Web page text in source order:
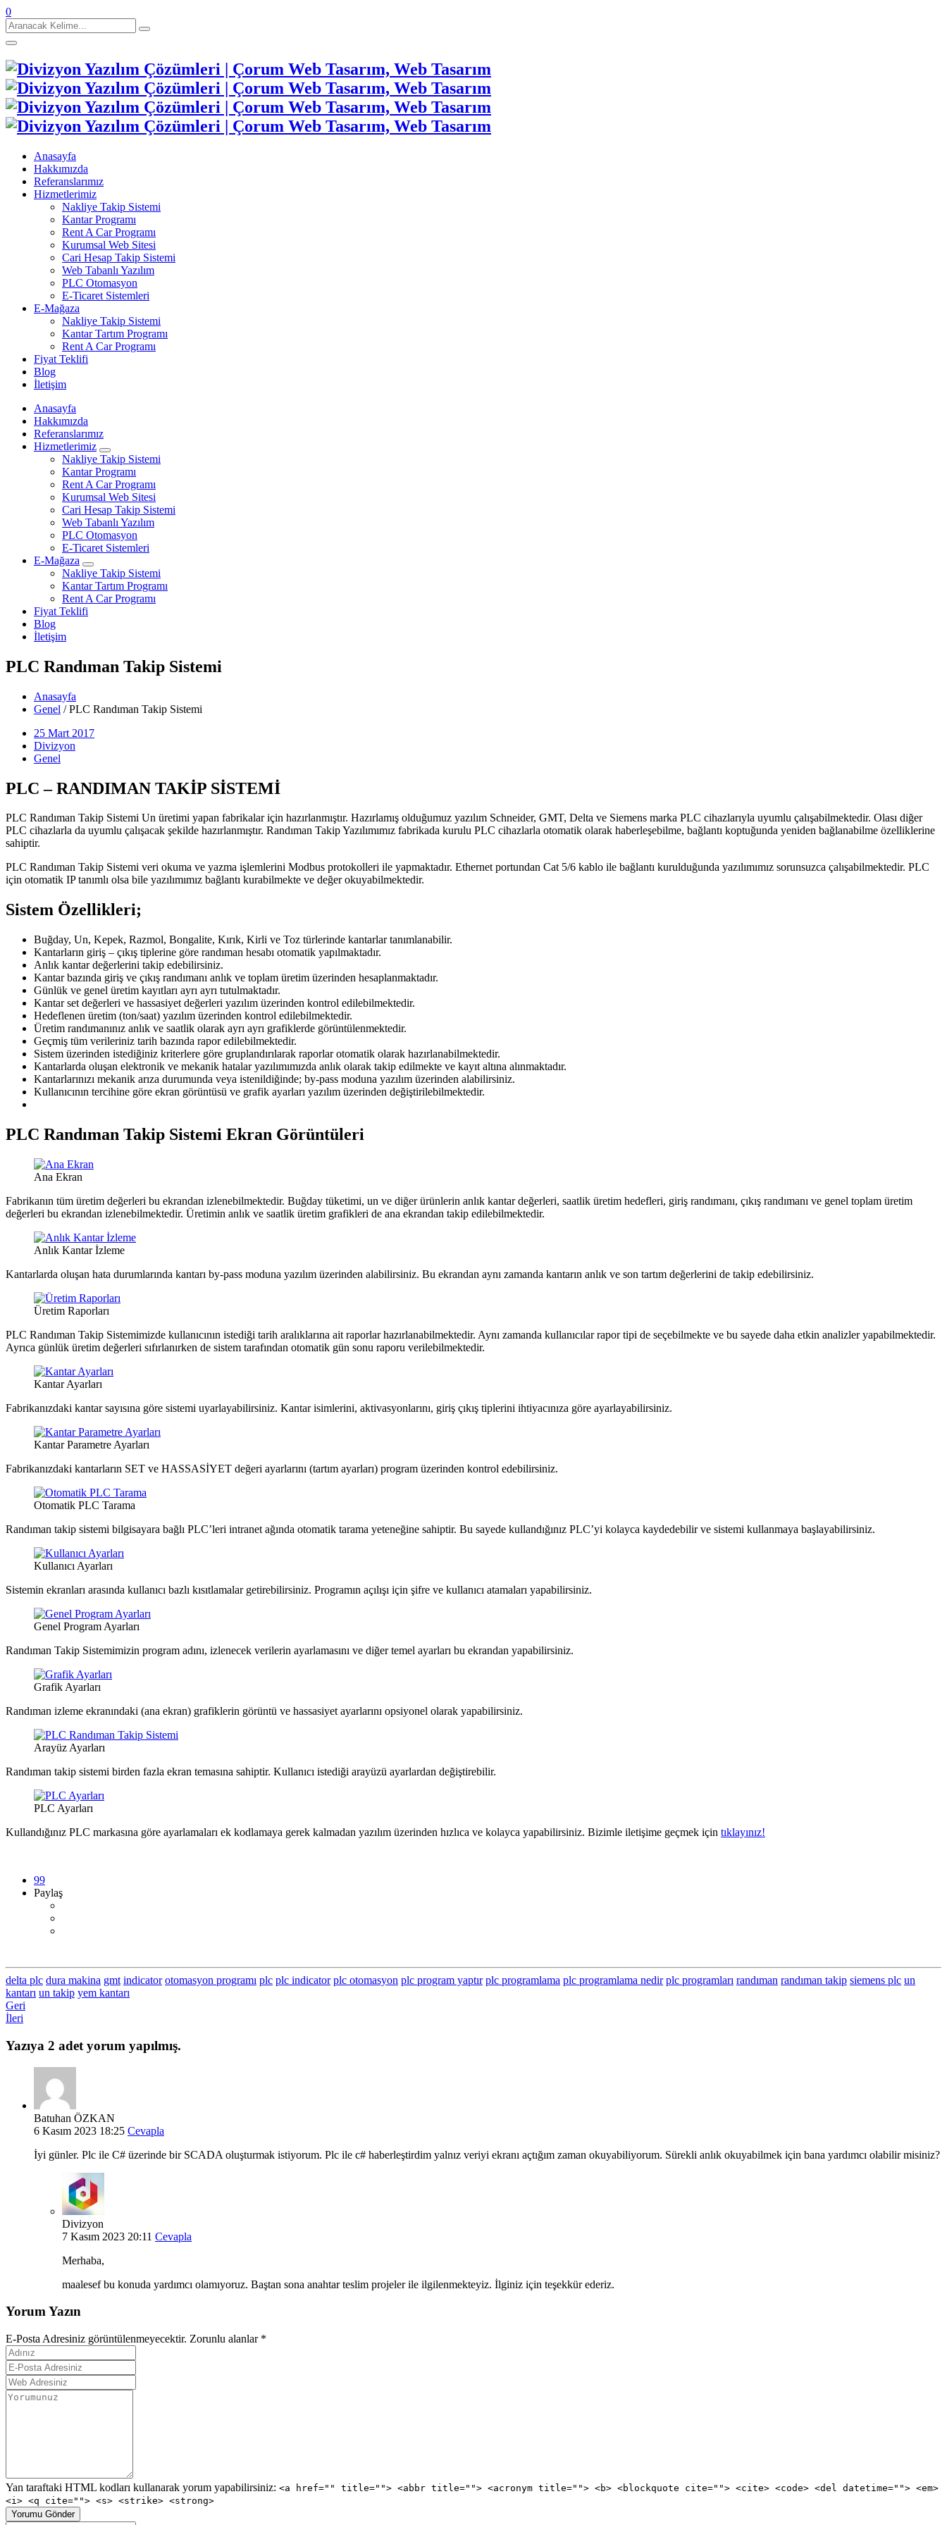
0
Aranacak
Kelime:
Anasayfa
Hakkımızda
Referanslarımız
Hizmetlerimiz
Nakliye Takip Sistemi
Kantar Programı
Rent A Car Programı
Kurumsal Web Sitesi
Cari Hesap Takip Sistemi
Web Tabanlı Yazılım
PLC Otomasyon
E-Ticaret Sistemleri
E-Mağaza
Nakliye Takip Sistemi
Kantar Tartım Programı
Rent A Car Programı
Fiyat Teklifi
Blog
İletişim
Anasayfa
Hakkımızda
Referanslarımız
Hizmetlerimiz
Nakliye Takip Sistemi
Kantar Programı
Rent A Car Programı
Kurumsal Web Sitesi
Cari Hesap Takip Sistemi
Web Tabanlı Yazılım
PLC Otomasyon
E-Ticaret Sistemleri
E-Mağaza
Nakliye Takip Sistemi
Kantar Tartım Programı
Rent A Car Programı
Fiyat Teklifi
Blog
İletişim
PLC Randıman Takip Sistemi
Anasayfa
Genel /PLC Randıman Takip Sistemi
25 Mart 2017
Divizyon
Genel
PLC – RANDIMAN TAKİP SİSTEMİ
PLC Randıman Takip Sistemi Un üretimi yapan fabrikalar için hazırlanmıştır. Hazırlamış olduğumuz yazılım Schneider, GMT, Delta ve Siemens marka PLC cihazlarıyla uyumlu çalışabilmektedir. Olası diğer
PLC cihazlarla da uyumlu çalışacak şekilde hazırlanmıştır. Randıman Takip Yazılımımız fabrikada kurulu PLC cihazlarla otomatik olarak haberleşebilme, bağlantı koptuğunda yeniden bağlanabilme özelliklerine
sahiptir.
PLC Randıman Takip Sistemi veri okuma ve yazma işlemlerini Modbus protokolleri ile yapmaktadır. Ethernet portundan Cat 5/6 kablo ile bağlantı kurulduğunda yazılımımız sorunsuzca çalışabilmektedir. PLC
için otomatik IP tanımlı olsa bile yazılımımız bağlantı kurabilmekte ve değer okuyabilmektedir.
Sistem Özellikleri;
Buğday, Un, Kepek, Razmol, Bongalite, Kırık, Kirli ve Toz türlerinde kantarlar tanımlanabilir.
Kantarların giriş – çıkış tiplerine göre randıman hesabı otomatik yapılmaktadır.
Anlık kantar değerlerini takip edebilirsiniz.
Kantar bazında giriş ve çıkış randımanı anlık ve toplam üretim üzerinden hesaplanmaktadır.
Günlük ve genel üretim kayıtları ayrı ayrı tutulmaktadır.
Kantar set değerleri ve hassasiyet değerleri yazılım üzerinden kontrol edilebilmektedir.
Hedeflenen üretim (ton/saat) yazılım üzerinden kontrol edilebilmektedir.
Üretim randımanınız anlık ve saatlik olarak ayrı ayrı grafiklerde görüntülenmektedir.
Geçmiş tüm verileriniz tarih bazında rapor edilebilmektedir.
Sistem üzerinden istediğiniz kriterlere göre gruplandırılarak raporlar otomatik olarak hazırlanabilmektedir.
Kantarlarda oluşan elektronik ve mekanik hatalar yazılımımızda anlık olarak takip edilmekte ve kayıt altına alınmaktadır.
Kantarlarınızı mekanik arıza durumunda veya istenildiğinde; by-pass moduna yazılım üzerinden alabilirsiniz.
Kullanıcının tercihine göre ekran görüntüsü ve grafik ayarları yazılım üzerinden değiştirilebilmektedir.
PLC Randıman Takip Sistemi Ekran Görüntüleri
Ana Ekran
Fabrikanın tüm üretim değerleri bu ekrandan izlenebilmektedir. Buğday tüketimi, un ve diğer ürünlerin anlık kantar değerleri, saatlik üretim hedefleri, giriş randımanı, çıkış randımanı ve genel toplam üretim
değerleri bu ekrandan izlenebilmektedir. Üretimin anlık ve saatlik üretim grafikleri de ana ekrandan takip edilebilmektedir.
Anlık Kantar İzleme
Kantarlarda oluşan hata durumlarında kantarı by-pass moduna yazılım üzerinden alabilirsiniz. Bu ekrandan aynı zamanda kantarın anlık ve son tartım değerlerini de takip edebilirsiniz.
Üretim Raporları
PLC Randıman Takip Sistemimizde kullanıcının istediği tarih aralıklarına ait raporlar hazırlanabilmektedir. Aynı zamanda kullanıcılar rapor tipi de seçebilmekte ve bu sayede daha etkin analizler yapabilmektedir.
Ayrıca günlük üretim değerleri sıfırlanırken de sistem tarafından otomatik gün sonu raporu verilebilmektedir.
Kantar Ayarları
Fabrikanızdaki kantar sayısına göre sistemi uyarlayabilirsiniz. Kantar isimlerini, aktivasyonlarını, giriş çıkış tiplerini ihtiyacınıza göre ayarlayabilirsiniz.
Kantar Parametre Ayarları
Fabrikanızdaki kantarların SET ve HASSASİYET değeri ayarlarını (tartım ayarları) program üzerinden kontrol edebilirsiniz.
Otomatik PLC Tarama
Randıman takip sistemi bilgisayara bağlı PLC’leri intranet ağında otomatik tarama yeteneğine sahiptir. Bu sayede kullandığınız PLC’yi kolayca kaydedebilir ve sistemi kullanmaya başlayabilirsiniz.
Kullanıcı Ayarları
Sistemin ekranları arasında kullanıcı bazlı kısıtlamalar getirebilirsiniz. Programın açılışı için şifre ve kullanıcı atamaları yapabilirsiniz.
Genel Program Ayarları
Randıman Takip Sistemimizin program adını, izlenecek verilerin ayarlamasını ve diğer temel ayarları bu ekrandan yapabilirsiniz.
Grafik Ayarları
Randıman izleme ekranındaki (ana ekran) grafiklerin görüntü ve hassasiyet ayarlarını opsiyonel olarak yapabilirsiniz.
Arayüz Ayarları
Randıman takip sistemi birden fazla ekran temasına sahiptir. Kullanıcı istediği arayüzü ayarlardan değiştirebilir.
PLC Ayarları
Kullandığınız PLC markasına göre ayarlamaları ek kodlamaya gerek kalmadan yazılım üzerinden hızlıca ve kolayca yapabilirsiniz. Bizimle iletişime geçmek için tıklayınız!
99
Paylaş
delta plc dura makina gmt indicator otomasyon programı plc plc indicator plc otomasyon plc program yaptır plc programlama plc programlama nedir plc programları randıman randıman takip siemens plc un
kantarı un takip yem kantarı
Geri
İleri
Yazıya 2 adet yorum yapılmış.
Batuhan ÖZKAN
6 Kasım 2023 18:25 Cevapla
İyi günler. Plc ile C# üzerinde bir SCADA oluşturmak istiyorum. Plc ile c# haberleştirdim yalnız veriyi ekranı açtığım zaman okuyabiliyorum. Sürekli anlık okuyabilmek için bana yardımcı olabilir misiniz?
Divizyon
7 Kasım 2023 20:11 Cevapla
Merhaba,
maalesef bu konuda yardımcı olamıyoruz. Baştan sona anahtar teslim projeler ile ilgilenmekteyiz. İlginiz için teşekkür ederiz.
Yorum Yazın
E-Posta Adresiniz görüntülenmeyecektir. Zorunlu alanlar *
Yan taraftaki HTML kodları kullanarak yorum yapabilirsiniz: <a href="" title=""> <abbr title=""> <acronym title=""> <b> <blockquote cite=""> <cite> <code> <del datetime=""> <em>
<i> <q cite=""> <s> <strike> <strong>